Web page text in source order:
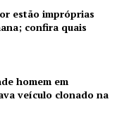
estão impróprias
confira quais
homem em
veículo clonado na